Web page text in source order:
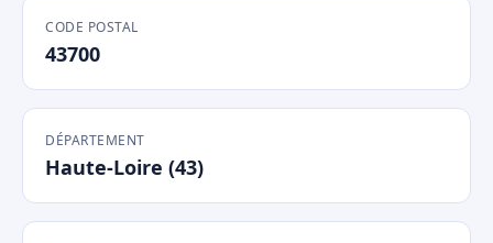
CODE POSTAL
43700
DÉPARTEMENT
Haute-Loire (43)